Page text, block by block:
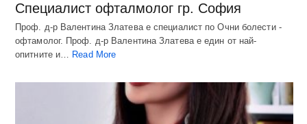
Специалист офталмолог гр. София
Проф. д-р Валентина Златева е специалист по Очни болести -
офтамолог. Проф. д-р Валентина Златева е един от най-
опитните и… Read More